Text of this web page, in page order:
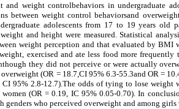
and weight controlbehaviors in undergraduate
between weight control behaviorsand
adolescents from 17 to 19 years old
and height were measured. Statistical
weight perception and that evaluated by BMI
exercised and ate less food more frequently
they did not perceive or were actually
(OR = 18.7,CI 95% 6.3-55.3and OR =
95% 2.8-12.7).The odds of tying to lose weight
(OR = 0.19, IC 95% 0.05-0.70). In
genders who perceived overweight and among